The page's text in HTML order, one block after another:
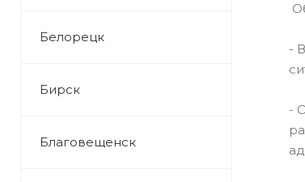
Белорецк
Бирск
Благовещенск
-
-